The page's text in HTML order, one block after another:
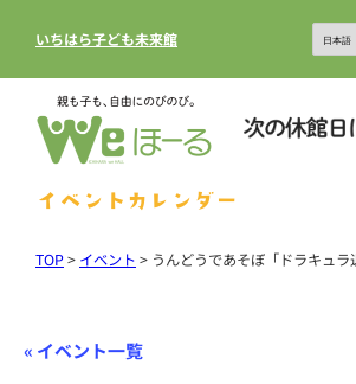
いちはら子ども未来館
イベントカレンダー
TOP> イベント > うんどうであそぼ「ドラキュラ
« イベント一覧